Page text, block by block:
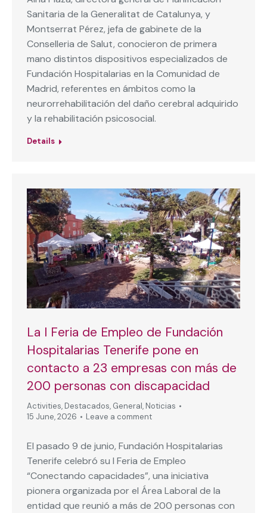
Sanitaria de la Generalitat de Catalunya, y
Montserrat Pérez, jefa de gabinete de la
Conselleria de Salut, conocieron de primera
mano distintos dispositivos especializados de
Fundación Hospitalarias en la Comunidad de
Madrid, referentes en ámbitos como la
neurorrehabilitación del daño cerebral adquirido
y la rehabilitación psicosocial.
Details
La I Feria de Empleo de Fundación
Hospitalarias Tenerife pone en
contacto a 23 empresas con más de
200 personas con discapacidad
Activities, Destacados, General, Noticias
15 June, 2026
Leave a comment
El pasado 9 de junio, Fundación Hospitalarias
Tenerife celebró su I Feria de Empleo
“Conectando capacidades”, una iniciativa
pionera organizada por el Área Laboral de la
entidad que reunió a más de 200 personas con